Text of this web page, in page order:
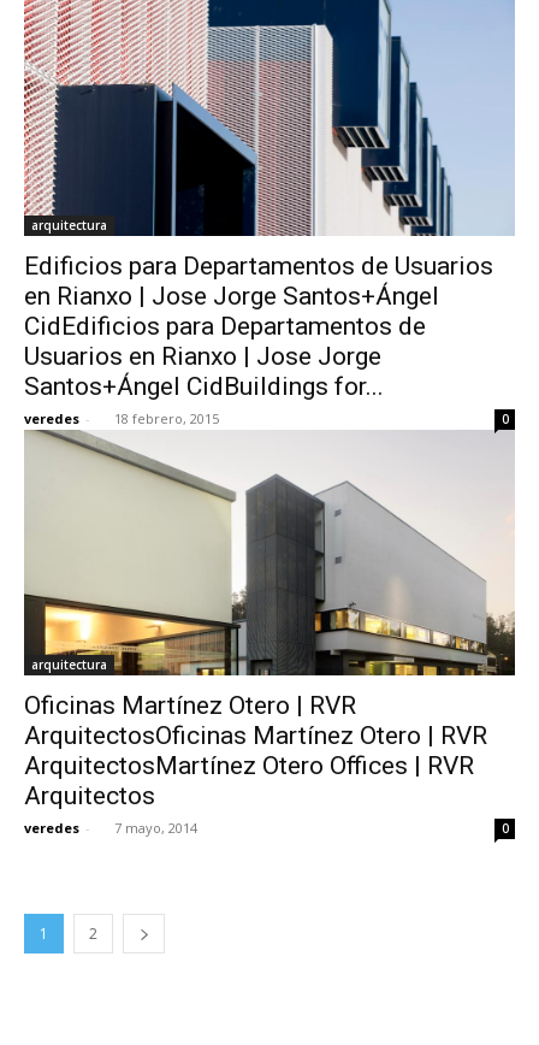
arquitectura
Edificios para Departamentos de Usuarios
en Rianxo | Jose Jorge Santos+Ángel
CidEdificios para Departamentos de
Usuarios en Rianxo | Jose Jorge
Santos+Ángel CidBuildings for...
veredes - 18 febrero, 2015 0
arquitectura
Oficinas Martínez Otero | RVR
ArquitectosOficinas Martínez Otero | RVR
ArquitectosMartínez Otero Offices | RVR
Arquitectos
veredes - 7 mayo, 2014 0
1 2